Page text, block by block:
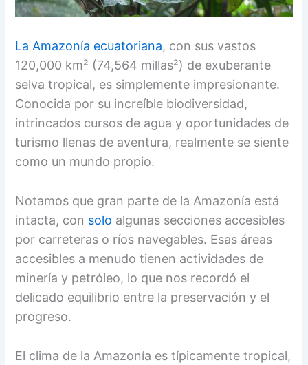
La Amazonía ecuatoriana, con sus vastos
120,000 km² (74,564 millas²) de exuberante
selva tropical, es simplemente impresionante.
Conocida por su increíble biodiversidad,
intrincados cursos de agua y oportunidades de
turismo llenas de aventura, realmente se siente
como un mundo propio.
Notamos que gran parte de la Amazonía está
intacta, con solo algunas secciones accesibles
por carreteras o ríos navegables. Esas áreas
accesibles a menudo tienen actividades de
minería y petróleo, lo que nos recordó el
delicado equilibrio entre la preservación y el
progreso.
El clima de la Amazonía es típicamente tropical,